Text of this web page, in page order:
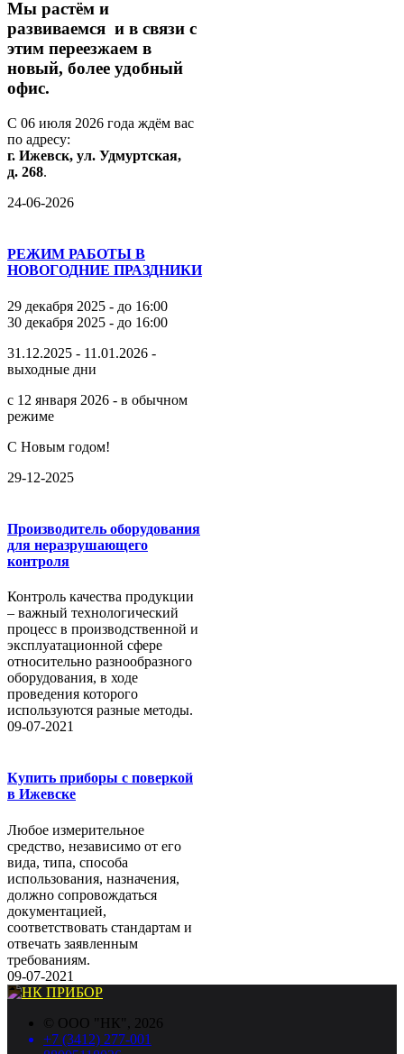
Мы растём и
развиваемся и в связи с
этим переезжаем в
новый, более удобный
офис.
С 06 июля 2026 года ждём вас
по адресу:
г. Ижевск, ул. Удмуртская,
д. 268.
24-06-2026
РЕЖИМ РАБОТЫ В
НОВОГОДНИЕ ПРАЗДНИКИ
29 декабря 2025 - до 16:00
30 декабря 2025 - до 16:00
31.12.2025 - 11.01.2026 -
выходные дни
с 12 января 2026 - в обычном
режиме
С Новым годом!
29-12-2025
Производитель оборудования
для неразрушающего
контроля
Контроль качества продукции
– важный технологический
процесс в производственной и
эксплуатационной сфере
относительно разнообразного
оборудования, в ходе
проведения которого
используются разные методы.
09-07-2021
Купить приборы с поверкой
в Ижевске
Любое измерительное
средство, независимо от его
вида, типа, способа
использования, назначения,
должно сопровождаться
документацией,
соответствовать стандартам и
отвечать заявленным
требованиям.
09-07-2021
© ООО "НК", 2026
+7 (3412) 277-001